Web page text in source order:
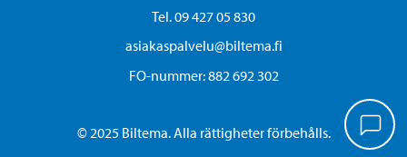
Tel. 09 427 05 830
asiakaspalvelu@biltema.fi
FO-nummer:​ 882 692 302
© 2025 Biltema. Alla rättigheter förbehålls.